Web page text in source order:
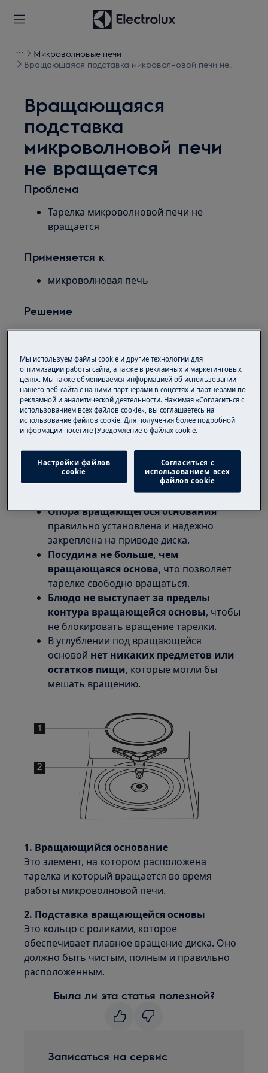
Микроволновые печи
Вращающаяся подставка микроволновой печи не
Вращающаяся
подставка
микроволновой печи
не вращается
Проблема
Тарелка микроволновой печи не
вращается
Применяется к
микроволновая печь
Решение
Еслитарелка в микроволновке не
неравномерному разогреву блюд. Причин
такой проблемы может быть несколько — от
неправильного расположения тарелки и
подставки до загрязнений или механических
повреждений. Ниже вы найдете простые
шаги, которые помогут вам самостоятельно
проверить основные элементы и быстро
устранить проблему.
Проверьте, если:
Опора вращающегося основания
правильно установлена и надежно
закреплена на приводе диска.
Посудина не больше, чем
вращающаяся основа, что позволяет
тарелке свободно вращаться.
Блюдо не выступает за пределы
контура вращающейся основы, чтобы
не блокировать вращение тарелки.
В углублении под вращающейся
основой нет никаких предметов или
остатков пищи, которые могли бы
мешать вращению.
1. Вращающийся основание
Это элемент, на котором расположена
тарелка и который вращается во время
работы микроволновой печи.
2. Подставка вращающейся основы
Это кольцо с роликами, которое
обеспечивает плавное вращение диска. Оно
должно быть чистым, полным и правильно
расположенным.
Была ли эта статья полезной?
Записаться на сервис
Мы используем файлы cookie и другие технологии для
оптимизации работы сайта, а также в рекламных и маркетинговых
целях. Мы также обмениваемся информацией об использовании
нашего веб-сайта с нашими партнерами в соцсетях и партнерами по
рекламной и аналитической деятельности. Нажимая «Согласиться с
использованием всех файлов cookie», вы соглашаетесь на
использование файлов cookie. Для получения более подробной
информации посетите [Уведомление о файлах cookie.
Настройки файлов
cookie
Согласиться с
использованием всех
файлов cookie